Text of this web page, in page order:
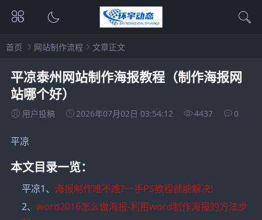
首页 网站制作流程 文章正文
平凉泰州网站制作海报教程（制作海报网
站哪个好）
用户投稿 2026年07月02日 03:54:12 4437 0
平凉
本文目录一览：
平凉1、 海报制作难不难?一手PS教程就能解决!
2、word2016怎么做海报-利用word制作海报的方法步